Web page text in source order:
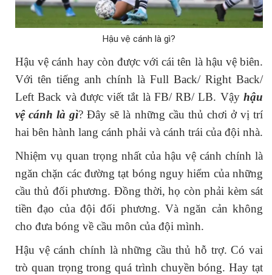
Hậu vệ cánh là gì?
Hậu vệ cánh hay còn được với cái tên là hậu vệ biên.
Với tên tiếng anh chính là Full Back/ Right Back/
Left Back và được viết tắt là FB/ RB/ LB. Vậy hậu
vệ cánh là gì? Đây sẽ là những cầu thủ chơi ở vị trí
hai bên hành lang cánh phải và cánh trái của đội nhà.
Nhiệm vụ quan trọng nhất của hậu vệ cánh chính là
ngăn chặn các đường tạt bóng nguy hiểm của những
cầu thủ đối phương. Đồng thời, họ còn phải kèm sát
tiền đạo của đội đối phương. Và ngăn cản không
cho đưa bóng về cầu môn của đội mình.
Hậu vệ cánh chính là những cầu thủ hỗ trợ. Có vai
trò quan trọng trong quá trình chuyền bóng. Hay tạt